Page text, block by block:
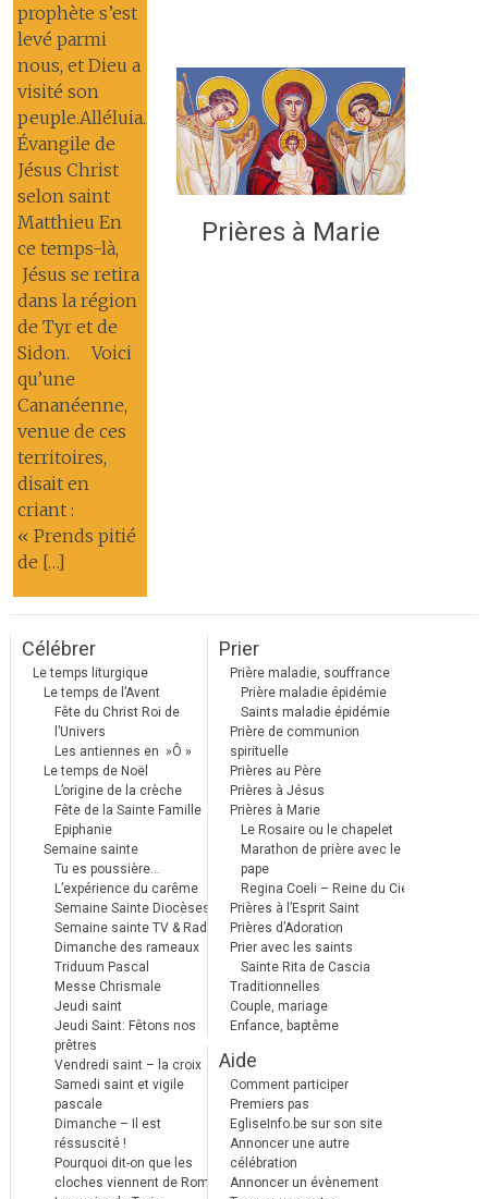
prophète s’est
levé parmi
nous, et Dieu a
visité son
peuple.Alléluia.
Évangile de
Jésus Christ
selon saint
Matthieu En
ce temps-là,
Jésus se retira
dans la région
de Tyr et de
Sidon. Voici
qu’une
Cananéenne,
venue de ces
territoires,
disait en
criant :
« Prends pitié
de […]
Prières à Marie
Célébrer
Le temps liturgique
Le temps de l’Avent
Fête du Christ Roi de
l’Univers
Les antiennes en »Ô »
Le temps de Noël
L’origine de la crèche
Fête de la Sainte Famille
Epiphanie
Semaine sainte
Tu es poussière…
L’expérience du carême
Semaine Sainte Diocèses
Semaine sainte TV & Radio
Dimanche des rameaux
Triduum Pascal
Messe Chrismale
Jeudi saint
Jeudi Saint: Fêtons nos
prêtres
Vendredi saint – la croix
Samedi saint et vigile
pascale
Dimanche – Il est
réssuscité !
Pourquoi dit-on que les
cloches viennent de Rome ?
Prier
Prière maladie, souffrance
Prière maladie épidémie
Saints maladie épidémie
Prière de communion
spirituelle
Prières au Père
Prières à Jésus
Prières à Marie
Le Rosaire ou le chapelet
Marathon de prière avec le
pape
Regina Coeli – Reine du Ciel
Prières à l’Esprit Saint
Prières d’Adoration
Prier avec les saints
Sainte Rita de Cascia
Traditionnelles
Couple, mariage
Enfance, baptême
Aide
Comment participer
Premiers pas
EgliseInfo.be sur son site
Annoncer une autre
célébration
Annoncer un évènement